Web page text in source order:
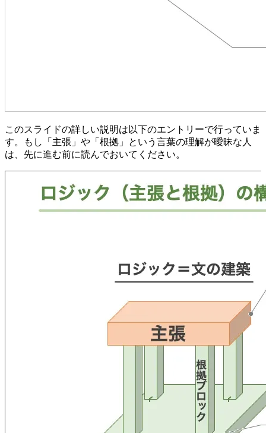
このスライドの詳しい説明は以下のエントリーで行っていま
す。もし「主張」や「根拠」という言葉の理解が曖昧な人
は、先に進む前に読んでおいてください。